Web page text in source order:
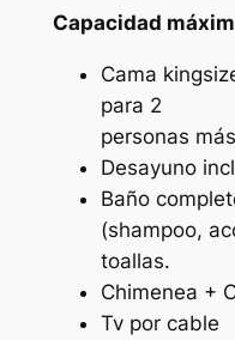
iCapacidad
Cama
para 2
personas
Desayuno
Baño
(shampoo,
toallas.
Chimenea +
Tv por cable